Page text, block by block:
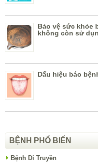
Bảo vệ sức khỏe
không còn sử
Dấu hiệu báo
BỆNH PHỔ BIẾN
Bệnh Di Truyền